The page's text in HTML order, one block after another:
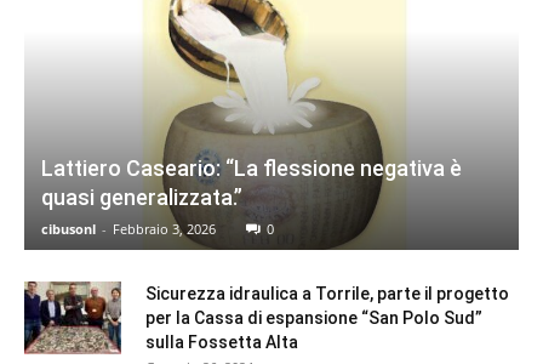
Lattiero Caseario: “La flessione negativa è
quasi generalizzata.”
cibusonl - Febbraio 3, 2026 0
Sicurezza idraulica a Torrile, parte il progetto
per la Cassa di espansione “San Polo Sud”
sulla Fossetta Alta